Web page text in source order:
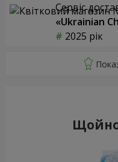
Сервіс
«Ukrainian
2025 рік